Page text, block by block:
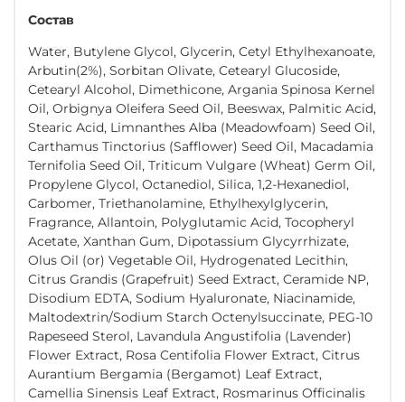
Состав
Water, Butylene Glycol, Glycerin, Cetyl Ethylhexanoate,
Arbutin(2%), Sorbitan Olivate, Cetearyl Glucoside,
Cetearyl Alcohol, Dimethicone, Argania Spinosa Kernel
Oil, Orbignya Oleifera Seed Oil, Beeswax, Palmitic Acid,
Stearic Acid, Limnanthes Alba (Meadowfoam) Seed Oil,
Carthamus Tinctorius (Safflower) Seed Oil, Macadamia
Ternifolia Seed Oil, Triticum Vulgare (Wheat) Germ Oil,
Propylene Glycol, Octanediol, Silica, 1,2-Hexanediol,
Carbomer, Triethanolamine, Ethylhexylglycerin,
Fragrance, Allantoin, Polyglutamic Acid, Tocopheryl
Acetate, Xanthan Gum, Dipotassium Glycyrrhizate,
Olus Oil (or) Vegetable Oil, Hydrogenated Lecithin,
Citrus Grandis (Grapefruit) Seed Extract, Ceramide NP,
Disodium EDTA, Sodium Hyaluronate, Niacinamide,
Maltodextrin/Sodium Starch Octenylsuccinate, PEG-10
Rapeseed Sterol, Lavandula Angustifolia (Lavender)
Flower Extract, Rosa Centifolia Flower Extract, Citrus
Aurantium Bergamia (Bergamot) Leaf Extract,
Camellia Sinensis Leaf Extract, Rosmarinus Officinalis